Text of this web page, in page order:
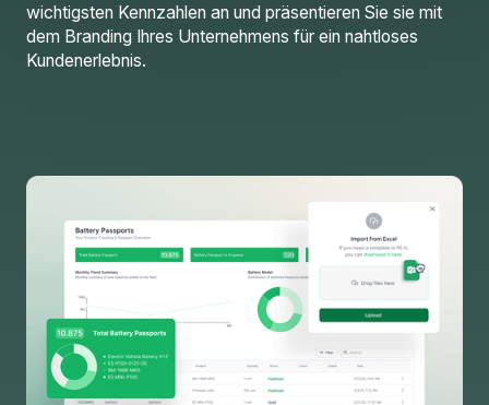
wichtigsten Kennzahlen an und präsentieren Sie sie mit
dem Branding Ihres Unternehmens für ein nahtloses
Kundenerlebnis.